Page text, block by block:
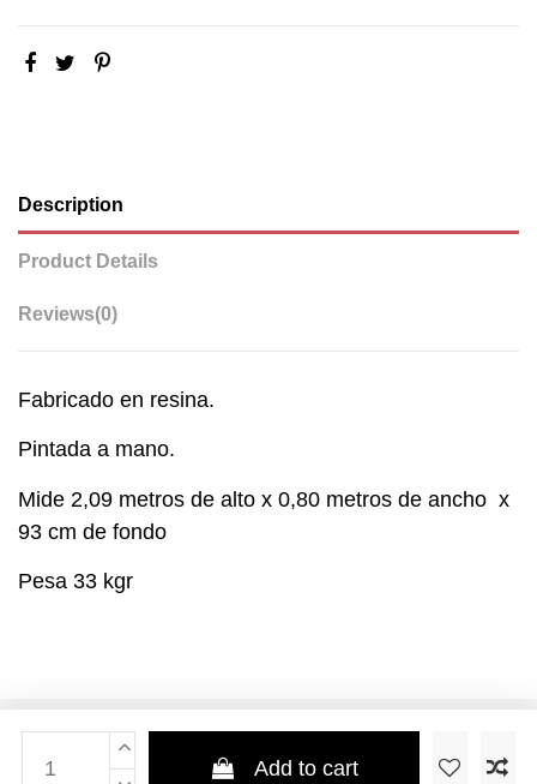
Add to cart
Description
Product Details
Reviews(0)
Fabricado en resina.
Pintada a mano.
Mide 2,09 metros de alto x 0,80 metros de ancho x
93 cm de fondo
Pesa 33 kgr